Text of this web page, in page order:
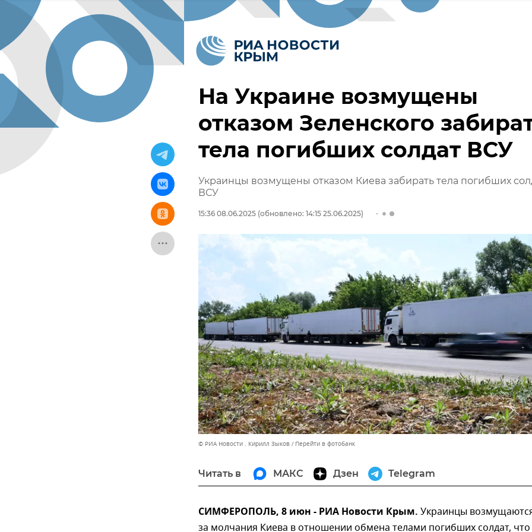
На Украине возмущены
отказом Зеленского
тела погибших солдат ВСУ
Украинцы возмущены отказом Киева забирать тела погибших
ВСУ
15:36 08.06.2025 (обновлено: 14:15 25.06.2025)
© РИА Новости . Кирилл Зыков Перейти в фотобанк
Читать в МАКС Дзен Telegram
СИМФЕРОПОЛЬ, 8 июн - РИА Новости Крым. Украинцы
за молчания Киева в отношении обмена телами погибших солдат, что